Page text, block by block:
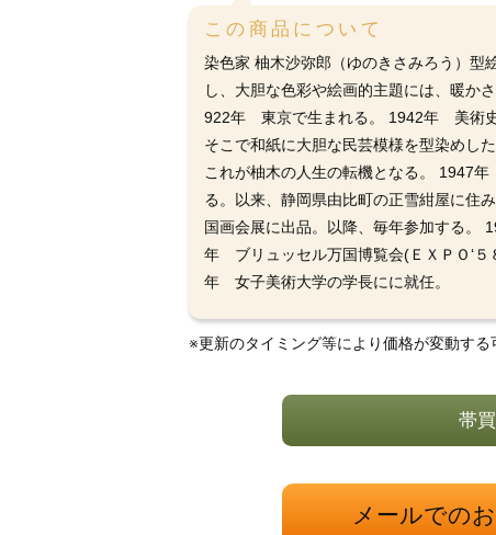
この商品について
染色家 柚木沙弥郎（ゆのきさみろう）型
し、大胆な色彩や絵画的主題には、暖か
922年 東京で生まれる。 1942年 美術
そこで和紙に大胆な民芸模様を型染めし
これが柚木の人生の転機となる。 1947
る。以来、静岡県由比町の正雪紺屋に住
国画会展に出品。以降、毎年参加する。
年 ブリュッセル万国博覧会(ＥＸＰＯ‘
年 女子美術大学の学長にに就任。
※更新のタイミング等により価格が変動する
帯
メールでの